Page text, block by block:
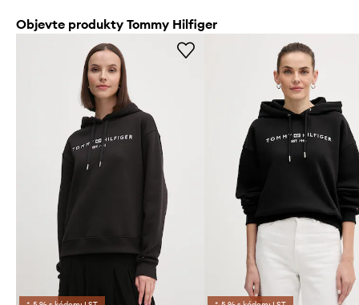
Objevte produkty Tommy Hilfiger